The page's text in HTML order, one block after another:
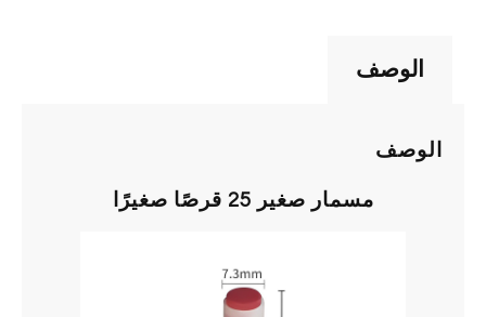
الوصف
الوصف
مسمار صغير 25 قرصًا صغيرًا